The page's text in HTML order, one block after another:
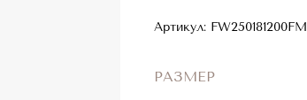
Артикул: FW250181200FM
РАЗМЕР